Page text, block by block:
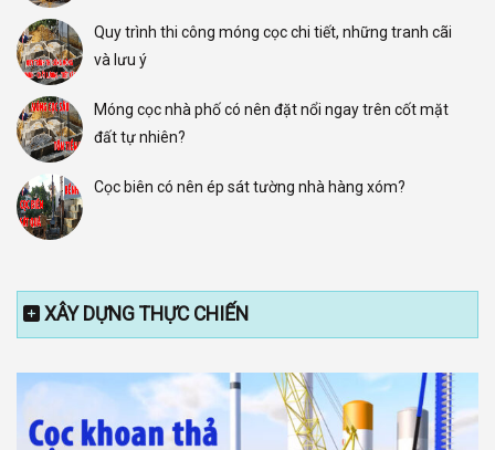
Quy trình thi công móng cọc chi tiết, những tranh cãi
và lưu ý
Móng cọc nhà phố có nên đặt nổi ngay trên cốt mặt
đất tự nhiên?
Cọc biên có nên ép sát tường nhà hàng xóm?
XÂY DỰNG THỰC CHIẾN